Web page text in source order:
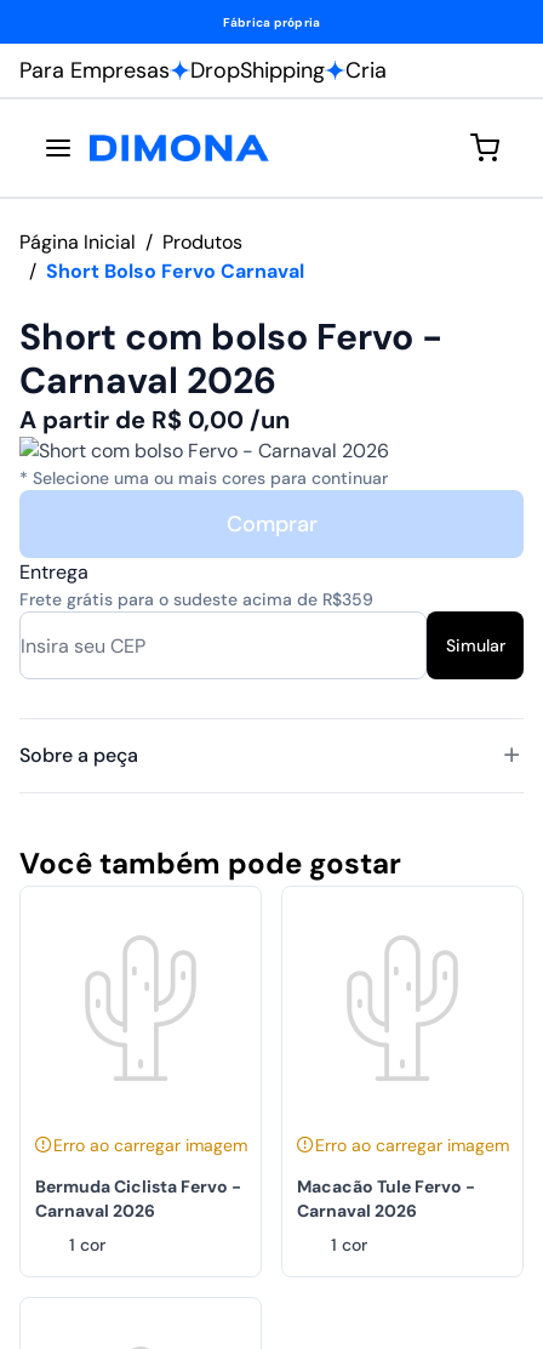
Fábrica própria
Para Empresas DropShipping Cria
Página Inicial / Produtos
/ Short Bolso Fervo Carnaval
Short com bolso Fervo -
Carnaval 2026
A partir de R$ 0,00 /un
* Selecione uma ou mais cores para continuar
Comprar
Entrega
Frete grátis para o sudeste acima de R$359
Simular
Sobre a peça
Você também pode gostar
Erro ao carregar imagem
Bermuda Ciclista Fervo -
Carnaval 2026
1 cor
Erro ao carregar imagem
Macacão Tule Fervo -
Carnaval 2026
1 cor